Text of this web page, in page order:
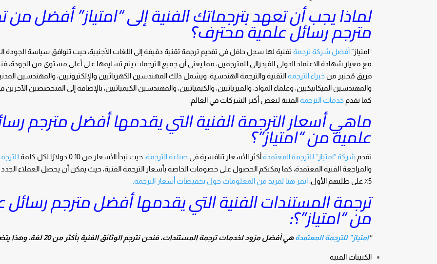
لماذا يجب أن تعهد بترجماتك الفنية إلى “امتياز” أفضل من
مترجم رسائل علمية محترف؟
“امتياز”أفضل شركة ترجمة تقنية لها سجل حافل في تقديم ترجمة تقنية دقيقة إلى اللغات الأجنبية، حيث تتوافق سياسة الجودة
مع معيار شهادة الاعتماد الدولي الفيدرالي للمترجمين، مما يعني أن جميع الترجمات يتم تسليمها على أعلى مستوى من الجودة،
فريق مُختبر منخبراء الترجمةالتقنية والترجمة الهندسية، ويشمل ذلك المهندسين الكهربائيين والإلكترونيين، والمهندسين
والمهندسين الميكانيكيين، وعلماء المواد، والفيزيائيين، والكيميائيين، والمهندسين الكيميائيين، بالإضافة إلى المتخصصين الآخرين
كما نقدمخدمات الترجمةالفنية لبعض أكبر الشركات في العالم.
ماهي أسعار الترجمة الفنية التي يقدمها أفضل مترجم
علمية من “امتياز”؟
تقدم شركة “امتياز” للترجمة المعتمدةأكثر الأسعار تنافسية فيصناعة الترجمة،حيث تبدأ الأسعار من 0.10 دولارًا لكل كلمة
والمراجعة الفنية المعتمدة، كما يمكنكم الحصول على خصومات الخاصة بأسعار الترجمة الفنية، حيث يمكن أن يحصل العملاء
5٪ على طلبهم الأول،
انقر هنا لمزيد من المعلومات حول تخفيضات أسعار الترجمة.
ترجمة المستندات الفنية التي يقدمها أفضل مترجم رسائل
من “امتياز”؟:
“امتياز” للترجمة المعتمدة هي أفضل مزود لخدمات ترجمة المستندات، فنحن نترجم الوثائق الفنية بأكثر من 20 لغة، وهذا يتضمن:
الكتيبات الفنية